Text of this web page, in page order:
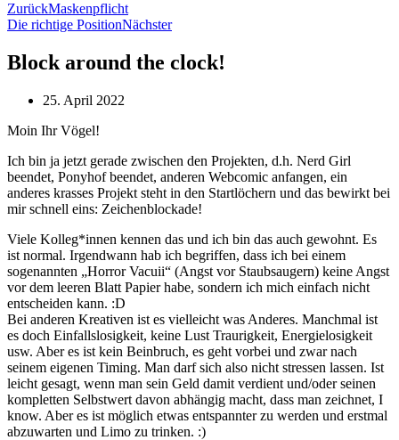
ZurückMaskenpflicht
Die richtige PositionNächster
Block around the clock!
25. April 2022
Moin Ihr Vögel!
Ich bin ja jetzt gerade zwischen den Projekten, d.h. Nerd Girl
beendet, Ponyhof beendet, anderen Webcomic anfangen, ein
anderes krasses Projekt steht in den Startlöchern und das bewirkt bei
mir schnell eins: Zeichenblockade!
Viele Kolleg*innen kennen das und ich bin das auch gewohnt. Es
ist normal. Irgendwann hab ich begriffen, dass ich bei einem
sogenannten „Horror Vacuii“ (Angst vor Staubsaugern) keine Angst
vor dem leeren Blatt Papier habe, sondern ich mich einfach nicht
entscheiden kann. :D
Bei anderen Kreativen ist es vielleicht was Anderes. Manchmal ist
es doch Einfallslosigkeit, keine Lust Traurigkeit, Energielosigkeit
usw. Aber es ist kein Beinbruch, es geht vorbei und zwar nach
seinem eigenen Timing. Man darf sich also nicht stressen lassen. Ist
leicht gesagt, wenn man sein Geld damit verdient und/oder seinen
kompletten Selbstwert davon abhängig macht, dass man zeichnet, I
know. Aber es ist möglich etwas entspannter zu werden und erstmal
abzuwarten und Limo zu trinken. :)